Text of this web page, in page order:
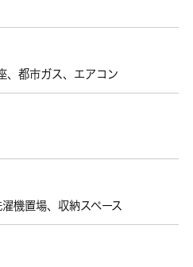
、 都市ガス、 エアコン
濯機置場、 収納スペース